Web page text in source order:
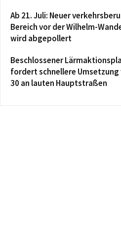
Ab 21. Juli: Neuer
Bereich vor der Wilhelm-
wird abgepollert
Beschlossener
fordert schnellere Umsetzung
30 an lauten Hauptstraßen